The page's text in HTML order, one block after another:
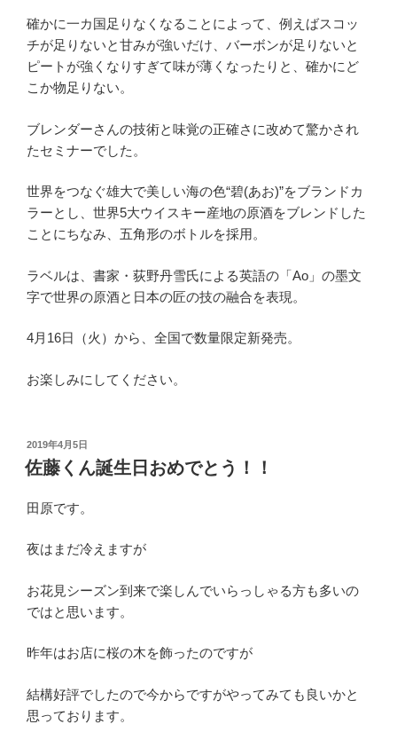
確かに一カ国足りなくなることによって、例えばスコッ
チが足りないと甘みが強いだけ、バーボンが足りないと
ピートが強くなりすぎて味が薄くなったりと、確かにど
こか物足りない。
ブレンダーさんの技術と味覚の正確さに改めて驚かされ
たセミナーでした。
世界をつなぐ雄大で美しい海の色“碧(あお)”をブランドカ
ラーとし、世界5大ウイスキー産地の原酒をブレンドした
ことにちなみ、五角形のボトルを採用。
ラベルは、書家・荻野丹雪氏による英語の「Ao」の墨文
字で世界の原酒と日本の匠の技の融合を表現。
4月16日（火）から、全国で数量限定新発売。
お楽しみにしてください。
投
稿
日:
2019年4月5日
佐藤くん誕生日おめでとう！！
田原です。
夜はまだ冷えますが
お花見シーズン到来で楽しんでいらっしゃる方も多いの
ではと思います。
昨年はお店に桜の木を飾ったのですが
結構好評でしたので今からですがやってみても良いかと
思っております。